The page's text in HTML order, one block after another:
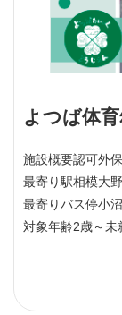
よつば体育
施設概要認可外
最寄り駅相模大
最寄りバス停小
対象年齢2歳～未